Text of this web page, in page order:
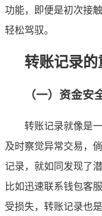
功能，即便是初次接
轻松驾驭。
转账记录的
（一）资金安
转账记录就像是
及时察觉异常交易，
记录，就如同发现了
比如迅速联系钱包客
受损失，转账记录也